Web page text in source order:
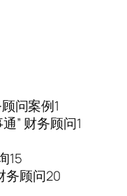
问案例1
” 财务顾问1
15
务顾问20